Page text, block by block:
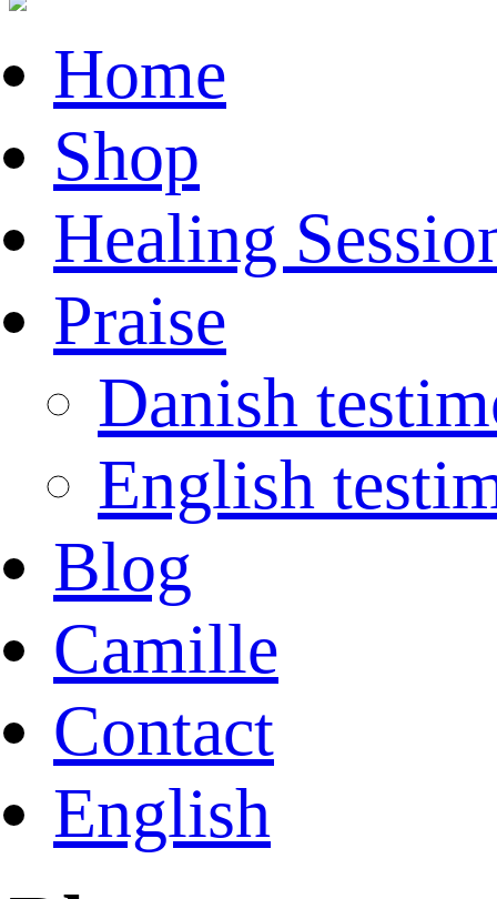
Home
Shop
Healing
Praise
Danish
English
Blog
Camille
Contact
English